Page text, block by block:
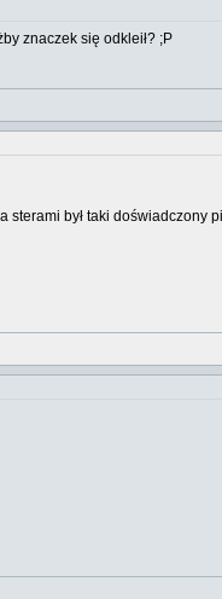
znaczek się odkleił? ;P
sterami był taki doświadczony